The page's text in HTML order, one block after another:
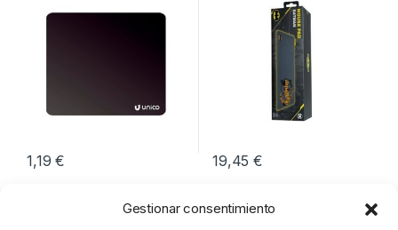
Gestionar consentimiento
1,19€ 19,45€